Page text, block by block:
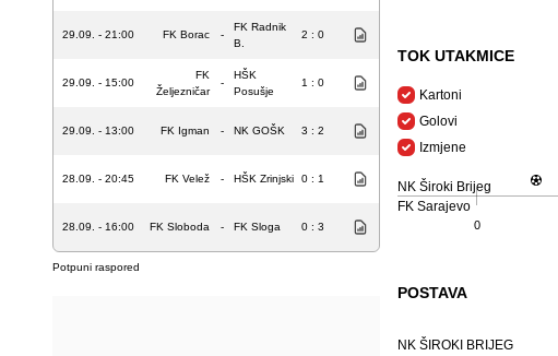
29.09. - 21:00 FK Borac -
FK Radnik
B.
2 : 0
29.09. - 15:00
FK
Željezničar
-
HŠK
Posušje
1 : 0
29.09. - 13:00 FK Igman - NK GOŠK 3 : 2
28.09. - 20:45 FK Velež - HŠK Zrinjski 0 : 1
28.09. - 16:00 FK Sloboda - FK Sloga 0 : 3
Potpuni raspored
TOK UTAKMICE
Kartoni
Golovi
Izmjene
NK Široki Brijeg
FK Sarajevo
0
POSTAVA
NK ŠIROKI BRIJEG